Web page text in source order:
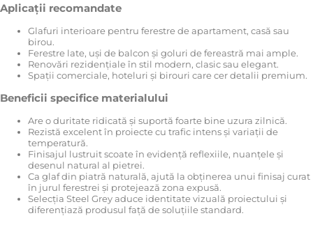
Aplicații recomandate
Glafuri interioare pentru ferestre de apartament, casă sau
birou.
Ferestre late, uși de balcon și goluri de fereastră mai ample.
Renovări rezidențiale în stil modern, clasic sau elegant.
Spații comerciale, hoteluri și birouri care cer detalii premium.
Beneficii specifice materialului
Are o duritate ridicată și suportă foarte bine uzura zilnică.
Rezistă excelent în proiecte cu trafic intens și variații de
temperatură.
Finisajul lustruit scoate în evidență reflexiile, nuanțele și
desenul natural al pietrei.
Ca glaf din piatră naturală, ajută la obținerea unui finisaj curat
în jurul ferestrei și protejează zona expusă.
Selecția Steel Grey aduce identitate vizuală proiectului și
diferențiază produsul față de soluțiile standard.